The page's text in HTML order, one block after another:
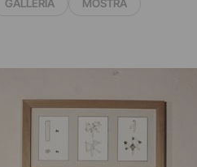
GALLERIA MOSTRA